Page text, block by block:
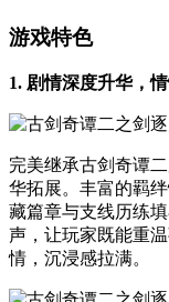
游戏特色
1. 剧情深度升华，
完美继承古剑奇谭
华拓展。丰富的羁
藏篇章与支线历练
声，让玩家既能重
情，沉浸感拉满。